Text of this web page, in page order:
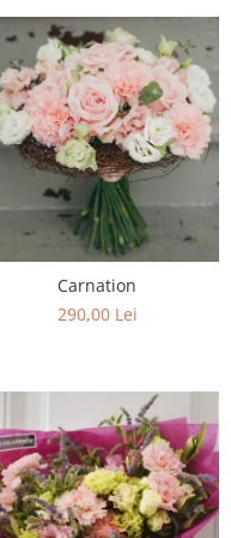
Carnation
290,00 Lei